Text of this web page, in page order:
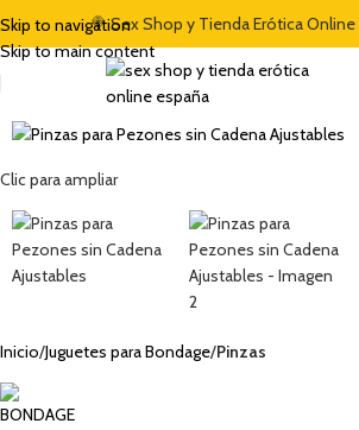
Skip to navigation
Skip to main content
🍭 Sex Shop y Tienda Erótica Online
Clic para ampliar
Inicio Juguetes para Bondage Pinzas